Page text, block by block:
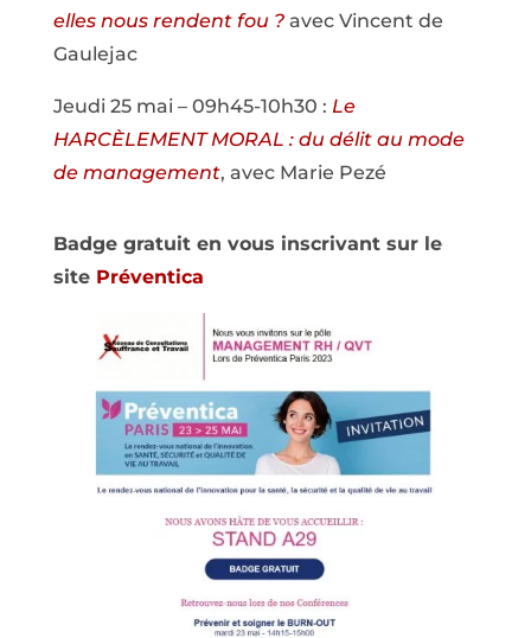
elles nous rendent fou ?avec Vincent de
Gaulejac
Jeudi 25 mai – 09h45-10h30 : Le
HARCÈLEMENT MORAL : du délit au mode
de management, avec Marie Pezé
Badge gratuit en vous inscrivant sur le
site Préventica